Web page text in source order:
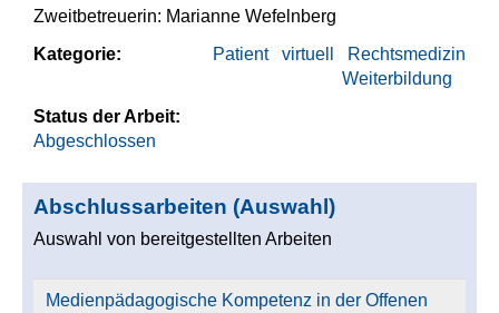
Zweitbetreuerin: Marianne Wefelnberg
Kategorie:
Rechtsmedizin
virtuell
Patient
Weiterbildung
Status der Arbeit:
Abgeschlossen
Abschlussarbeiten (Auswahl)
Auswahl von bereitgestellten Arbeiten
Medienpädagogische Kompetenz in der Offenen